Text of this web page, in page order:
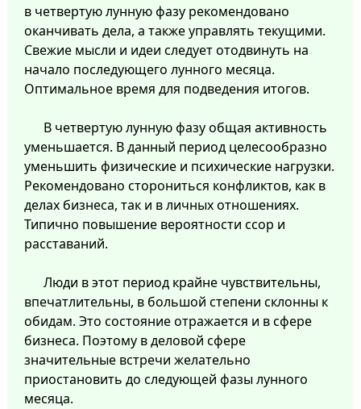
в четвертую лунную фазу рекомендовано
оканчивать дела, а также управлять текущими.
Свежие мысли и идеи следует отодвинуть на
начало последующего лунного месяца.
Оптимальное время для подведения итогов.
В четвертую лунную фазу общая активность
уменьшается. В данный период целесообразно
уменьшить физические и психические нагрузки.
Рекомендовано сторониться конфликтов, как в
делах бизнеса, так и в личных отношениях.
Типично повышение вероятности ссор и
расставаний.
Люди в этот период крайне чувствительны,
впечатлительны, в большой степени склонны к
обидам. Это состояние отражается и в сфере
бизнеса. Поэтому в деловой сфере
значительные встречи желательно
приостановить до следующей фазы лунного
месяца.